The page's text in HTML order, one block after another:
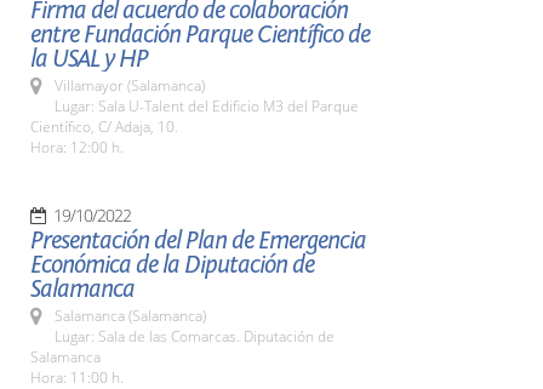
Firma del acuerdo de colaboración
entre Fundación Parque Científico de
la USAL y HP
Villamayor (Salamanca)
Lugar: Sala U-Talent del Edificio M3 del Parque
Científico, C/ Adaja, 10.
Hora: 12:00 h.
19/10/2022
Presentación del Plan de Emergencia
Económica de la Diputación de
Salamanca
Salamanca (Salamanca)
Lugar: Sala de las Comarcas. Diputación de
Salamanca
Hora: 11:00 h.